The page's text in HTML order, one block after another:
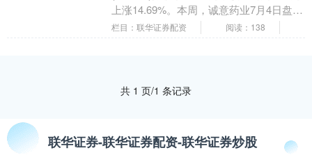
上涨14.69%。本周，诚意药业7月4日盘中
最高价报11.56元，股价....
栏目：联华证券配资 阅读：138
共 1 页/1 条记录
联华证券-联华证券配资-联华证券炒股